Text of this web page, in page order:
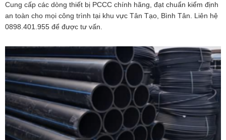
Cung cấp các dòng thiết bị PCCC chính hãng, đạt chuẩn kiểm định
an toàn cho mọi công trình tại khu vực Tân Tạo, Bình Tân. Liên hệ
0898.401.955 để được tư vấn.